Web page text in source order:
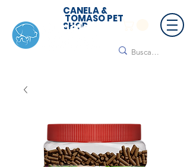
CANELA &
TOMASO PET
SHOP